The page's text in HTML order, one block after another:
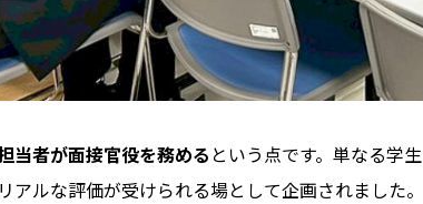
当者が面接官役を務める という点です。単なる学生
ルな評価が受けられる場として企画されました。